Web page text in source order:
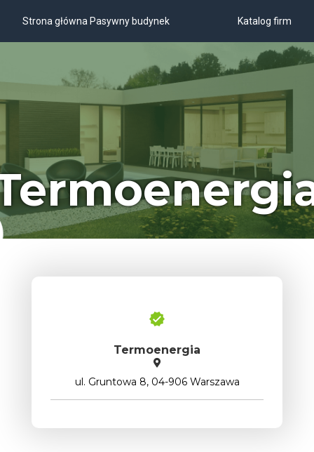
Strona główna Pasywny budynek Katalog firm
Termoenergia
ul. Gruntowa 8, 04-906 Warszawa